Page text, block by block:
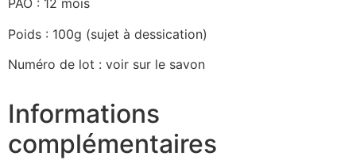
PAO : 12 mois
Poids : 100g (sujet à dessication)
Numéro de lot : voir sur le savon
Informations
complémentaires